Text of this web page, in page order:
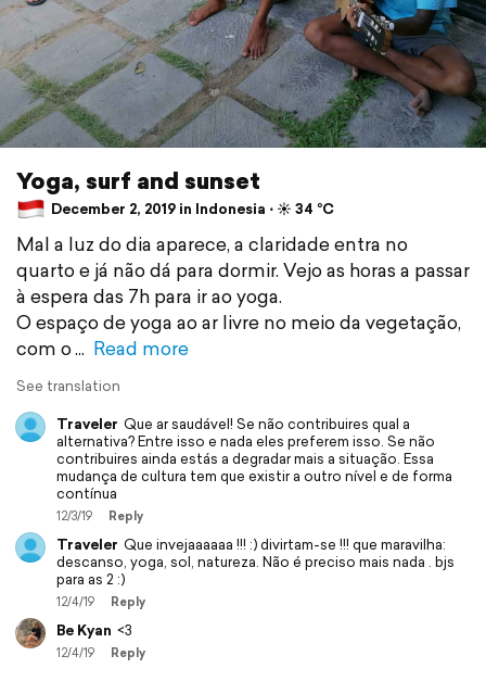
Yoga, surf and sunset
December 2, 2019 in Indonesia ⋅ ☀️ 34 °C
Mal a luz do dia aparece, a claridade entra no
quarto e já não dá para dormir. Vejo as horas a passar
à espera das 7h para ir ao yoga.
O espaço de yoga ao ar livre no meio da vegetação,
com o
Read more
See translation
Traveler Que ar saudável! Se não contribuires qual a
alternativa? Entre isso e nada eles preferem isso. Se não
contribuires ainda estás a degradar mais a situação. Essa
mudança de cultura tem que existir a outro nível e de forma
contínua
12/3/19 Reply
Traveler Que invejaaaaaa !!! :) divirtam-se !!! que maravilha:
descanso, yoga, sol, natureza. Não é preciso mais nada . bjs
para as 2 :)
12/4/19 Reply
Be Kyan <3
12/4/19 Reply